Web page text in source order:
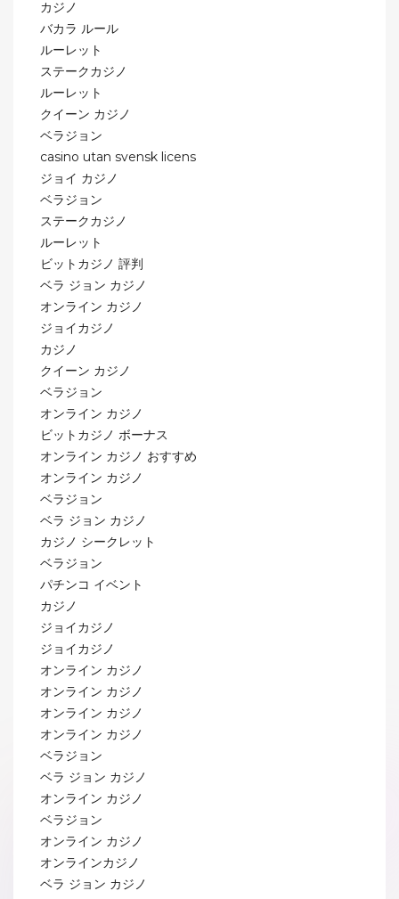
カジノ
バカラ ルール
ルーレット
ステークカジノ
ルーレット
クイーン カジノ
ベラジョン
casino utan svensk licens
ジョイ カジノ
ベラジョン
ステークカジノ
ルーレット
ビットカジノ 評判
ベラ ジョン カジノ
オンライン カジノ
ジョイカジノ
カジノ
クイーン カジノ
ベラジョン
オンライン カジノ
ビットカジノ ボーナス
オンライン カジノ おすすめ
オンライン カジノ
ベラジョン
ベラ ジョン カジノ
カジノ シークレット
ベラジョン
パチンコ イベント
カジノ
ジョイカジノ
ジョイカジノ
オンライン カジノ
オンライン カジノ
オンライン カジノ
オンライン カジノ
ベラジョン
ベラ ジョン カジノ
オンライン カジノ
ベラジョン
オンライン カジノ
オンラインカジノ
ベラ ジョン カジノ